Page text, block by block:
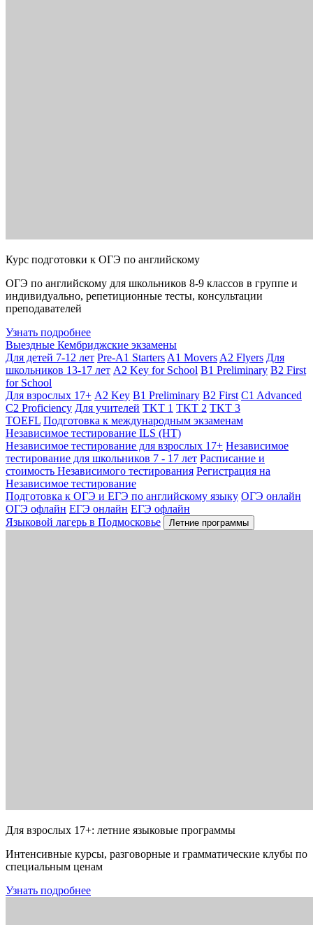
Курс подготовки к ОГЭ по английскому
ОГЭ по английскому для школьников 8-9 классов в группе и
индивидуально, репетиционные тесты, консультации
преподавателей
Узнать подробнее
Выездные Кембриджские экзамены
Для детей 7-12 лет Pre-A1 Starters A1 Movers A2 Flyers Для
школьников 13-17 лет A2 Key for School B1 Preliminary B2 First
for School
Для взрослых 17+ A2 Key B1 Preliminary B2 First C1 Advanced
C2 Proficiency Для учителей TKT 1 TKT 2 TKT 3
TOEFL Подготовка к международным экзаменам
Независимое тестирование ILS (НТ)
Независимое тестирование для взрослых 17+ Независимое
тестирование для школьников 7 - 17 лет Расписание и
стоимость Независимого тестирования Регистрация на
Независимое тестирование
Подготовка к ОГЭ и ЕГЭ по английскому языку ОГЭ онлайн
ОГЭ офлайн ЕГЭ онлайн ЕГЭ офлайн
Языковой лагерь в Подмосковье
Летние программы
Для взрослых 17+: летние языковые программы
Интенсивные курсы, разговорные и грамматические клубы по
специальным ценам
Узнать подробнее